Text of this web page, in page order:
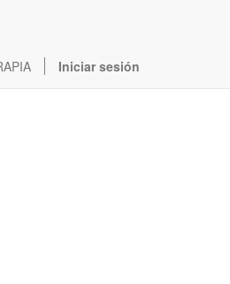
Iniciar sesión